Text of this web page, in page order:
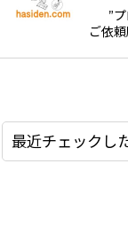
”プ
ご依
最近チェックし